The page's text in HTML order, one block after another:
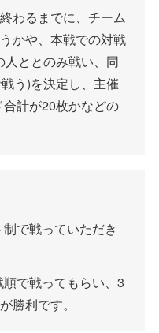
わるまでに、チーム
かや、本戦での対戦
ととのみ戦い、同
う)を決定し、主催
計が20枚かなどの
で戦っていただき
で戦ってもらい、3
勝利です。